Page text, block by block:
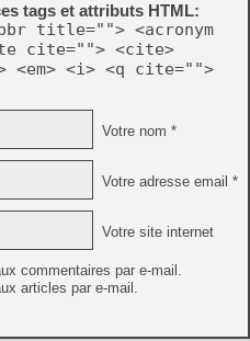
tags et attributs HTML:
title=""> <acronym
cite=""> <cite>
<em> <i> <q cite="">
Votre nom *
Votre adresse email *
Votre site internet
commentaires par e-mail.
articles par e-mail.